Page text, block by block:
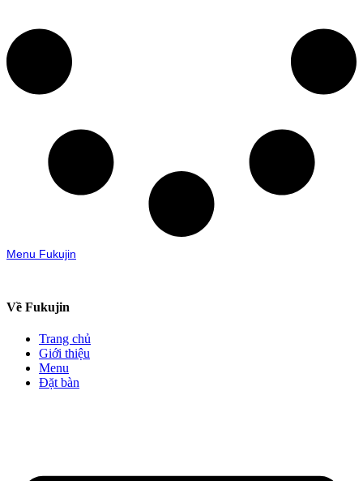
Menu Fukujin
Về Fukujin
Trang chủ
Giới thiệu
Menu
Đặt bàn